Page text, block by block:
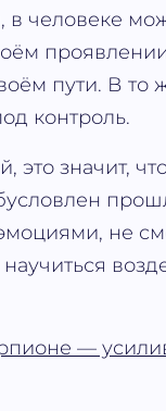
в человеке
пути. В то
контроль.
это значит,
не
—